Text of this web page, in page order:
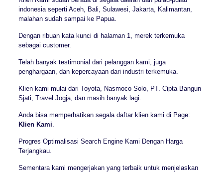
indonesia seperti Aceh, Bali, Sulawesi, Jakarta, Kalimantan,
malahan sudah sampai ke Papua.
Dengan ribuan kata kunci di halaman 1, merek terkemuka
sebagai customer.
Telah banyak testimonial dari pelanggan kami, juga
penghargaan, dan kepercayaan dari industri terkemuka.
Klien kami mulai dari Toyota, Nasmoco Solo, PT. Cipta Bangun
Sjati, Travel Jogja, dan masih banyak lagi.
Anda bisa memperhatikan segala daftar klien kami di Page:
Klien Kami
Progres Optimalisasi Search Engine Kami Dengan Harga
Terjangkau.
Sementara kami mengerjakan yang terbaik untuk menjelaskan